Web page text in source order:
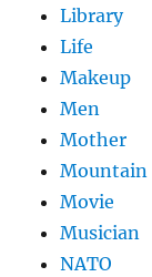
Library
Life
Makeup
Men
Mother
Mountain
Movie
Musician
NATO